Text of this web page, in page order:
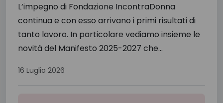
L’impegno di Fondazione IncontraDonna
continua e con esso arrivano i primi risultati di
tanto lavoro. In particolare vediamo insieme le
novità del Manifesto 2025-2027 che...
16 Luglio 2026